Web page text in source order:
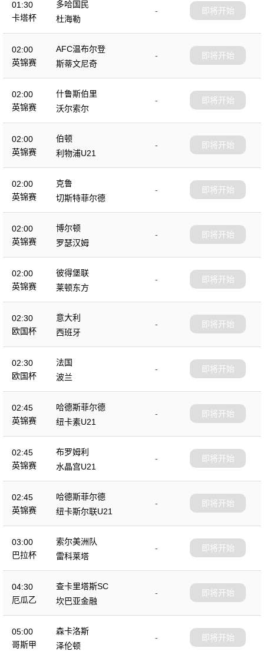
01:30
卡塔杯
多哈国民
-
杜海勒
即将开始
02:00
英锦赛
AFC温布尔登
-
斯蒂文尼奇
即将开始
02:00
英锦赛
什鲁斯伯里
-
沃尔索尔
即将开始
02:00
英锦赛
伯顿
-
利物浦U21
即将开始
02:00
英锦赛
克鲁
-
切斯特菲尔德
即将开始
02:00
英锦赛
博尔顿
-
罗瑟汉姆
即将开始
02:00
英锦赛
彼得堡联
-
莱顿东方
即将开始
02:30
欧国杯
意大利
-
西班牙
即将开始
02:30
欧国杯
法国
-
波兰
即将开始
02:45
英锦赛
哈德斯菲尔德
-
纽卡素U21
即将开始
02:45
英锦赛
布罗姆利
-
水晶宫U21
即将开始
02:45
英锦赛
哈德斯菲尔德
-
纽卡斯尔联U21
即将开始
03:00
巴拉杯
索尔美洲队
-
雷科莱塔
即将开始
04:30
厄瓜乙
查卡里塔斯SC
-
坎巴亚金融
即将开始
05:00
哥斯甲
森卡洛斯
-
泽伦顿
即将开始